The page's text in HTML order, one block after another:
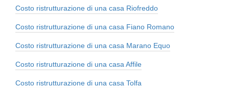
Costo ristrutturazione di una casa Riofreddo
Costo ristrutturazione di una casa Fiano Romano
Costo ristrutturazione di una casa Marano Equo
Costo ristrutturazione di una casa Affile
Costo ristrutturazione di una casa Tolfa